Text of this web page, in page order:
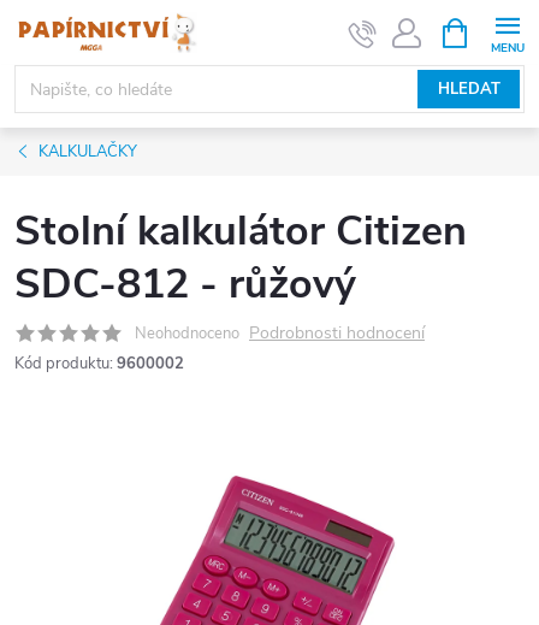
obsah
HLEDAT
NÁKUPNÍ
KOŠÍK
KALKULAČKY
Stolní kalkulátor Citizen
SDC-812 - růžový
Neohodnoceno Podrobnosti hodnocení
Kód produktu: 9600002